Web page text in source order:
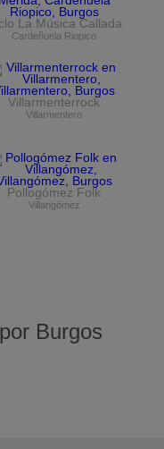
La Música Callada
Cardeñuela Riopico
Villarmenterrock
Villarmentero
Pollogómez Folk
Villangómez
por Burgos